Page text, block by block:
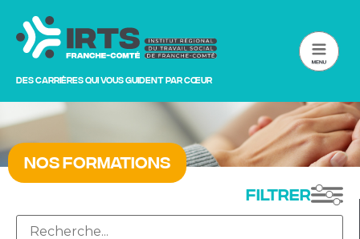
Des carrières qui vous guident par cœur
Nos formations
Filtrer